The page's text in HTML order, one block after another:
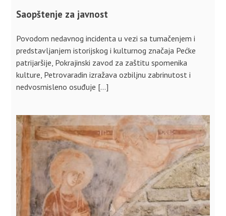
Saopštenje za javnost
Povodom nedavnog incidenta u vezi sa tumačenjem i
predstavljanjem istorijskog i kulturnog značaja Pećke
patrijaršije, Pokrajinski zavod za zaštitu spomenika
kulture, Petrovaradin izražava ozbiljnu zabrinutost i
nedvosmisleno osuđuje […]